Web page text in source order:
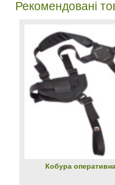
Рекомендовані
Кобура